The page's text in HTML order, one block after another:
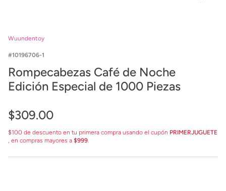
Wuundentoy
10196706-1
Rompecabezas Café de Noche
Edición Especial de 1000 Piezas
$309.00
$100 de descuento en tu primera compra usando el cupón PRIMERJUGUETE
, en compras mayores a $999.